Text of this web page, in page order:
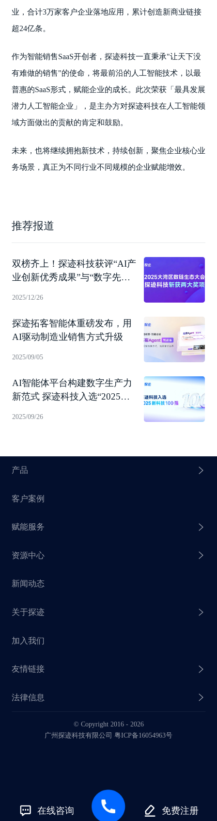
业，合计3万家客户企业落地应用，累计创造新商业链接
超24亿条。
作为智能销售SaaS开创者，探迹科技一直秉承"让天下没
有难做的销售"的使命，将最前沿的人工智能技术，以最
普惠的SaaS形式，赋能企业的成长。此次荣获「最具发展
潜力人工智能企业」，是主办方对探迹科技在人工智能领
域方面做出的贡献的肯定和鼓励。
未来，也将继续拥抱新技术，持续创新，聚焦企业核心业
务场景，真正为不同行业不同规模的企业赋能增效。
推荐报道
双榜齐上！探迹科技获评“AI产
业创新优秀成果”与“数字先锋
2025/12/26
探迹拓客智能体重磅发布，用
AI驱动制造业销售方式升级
2025/09/05
AI智能体平台构建数字生产力
新范式 探迹科技入选“2025新
2025/09/26
产品
探迹 AI Agent
探迹 AI 拓客
探迹 AI 触达
探迹 AI CRM
客户案例
赋能服务
赋能计划
资源中心
销售干货
探迹大数据研究院
新闻动态
关于探迹
企业介绍
联系我们
业务动态
加入我们
友情链接
法律信息
法律声明
© Copyright 2016 - 2026
广州探迹科技有限公司 粤ICP备16054963号
在线咨询 免费注册